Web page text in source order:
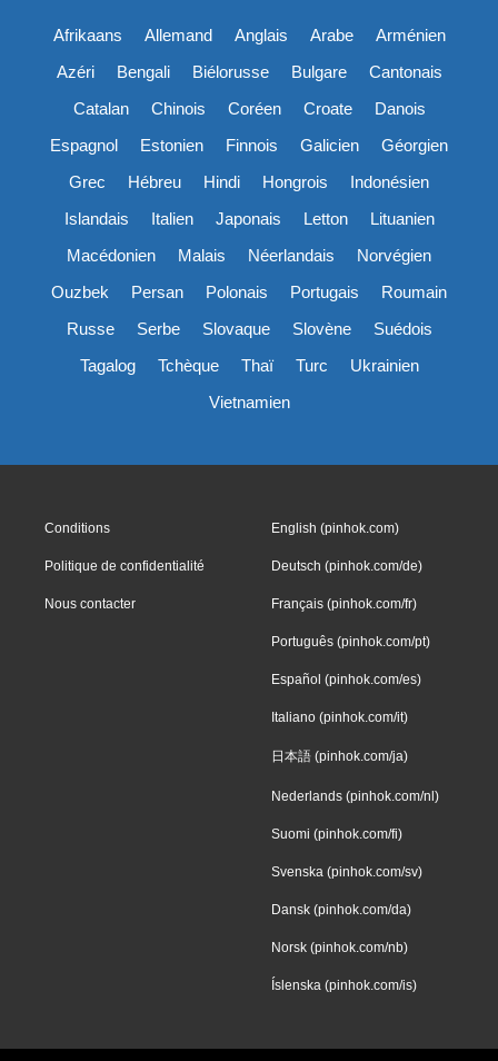
Afrikaans Allemand Anglais Arabe
Arménien
Azéri
Bengali Biélorusse Bulgare
Cantonais
Catalan
Chinois Coréen Croate
Danois
Espagnol
Estonien Finnois Galicien
Géorgien
Grec
Hébreu Hindi Hongrois
Indonésien
Islandais
Italien Japonais Letton
Lituanien
Macédonien
Malais Néerlandais
Norvégien
Ouzbek
Persan Polonais Portugais
Roumain
Russe
Serbe Slovaque Slovène
Suédois
Tagalog
Tchèque Thaï Turc
Ukrainien
Vietnamien
Conditions
Politique de confidentialité
Nous contacter
English (pinhok.com)
Deutsch (pinhok.com/de)
Français (pinhok.com/fr)
Português (pinhok.com/pt)
Español (pinhok.com/es)
Italiano (pinhok.com/it)
日本語 (pinhok.com/ja)
Nederlands (pinhok.com/nl)
Suomi (pinhok.com/fi)
Svenska (pinhok.com/sv)
Dansk (pinhok.com/da)
Norsk (pinhok.com/nb)
Íslenska (pinhok.com/is)